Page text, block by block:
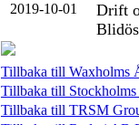
2019-10-01
Drift
Tillbaka till Waxholms
Tillbaka till
Tillbaka till TRSM